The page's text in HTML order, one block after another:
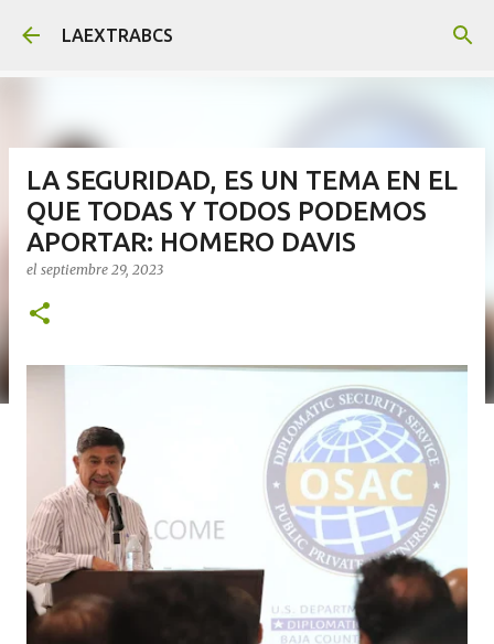
Ir al contenido principal
LAEXTRABCS
LA SEGURIDAD, ES UN TEMA EN EL
QUE TODAS Y TODOS PODEMOS
APORTAR: HOMERO DAVIS
el septiembre 29, 2023